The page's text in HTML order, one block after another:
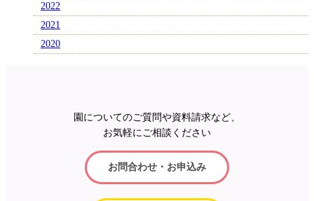
2022
2021
2020
園についてのご質問や資料請求など、
お気軽にご相談ください
お問合わせ・お申込み